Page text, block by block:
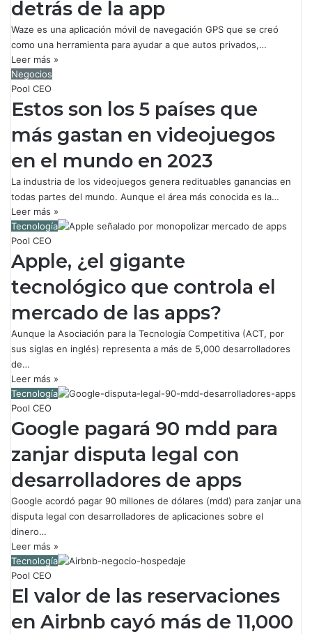
detrás de la app
Waze es una aplicación móvil de navegación GPS que se creó
como una herramienta para ayudar a que autos privados,…
Leer más »
Negocios
Pool CEO
Estos son los 5 países que
más gastan en videojuegos
en el mundo en 2023
La industria de los videojuegos genera redituables ganancias en
todas partes del mundo. Aunque el área más conocida es la…
Leer más »
Tecnología
Pool CEO
Apple, ¿el gigante
tecnológico que controla el
mercado de las apps?
Aunque la Asociación para la Tecnología Competitiva (ACT, por
sus siglas en inglés) representa a más de 5,000 desarrolladores
de…
Leer más »
Tecnología
Pool CEO
Google pagará 90 mdd para
zanjar disputa legal con
desarrolladores de apps
Google acordó pagar 90 millones de dólares (mdd) para zanjar una
disputa legal con desarrolladores de aplicaciones sobre el
dinero…
Leer más »
Tecnología
Pool CEO
El valor de las reservaciones
en Airbnb cayó más de 11,000